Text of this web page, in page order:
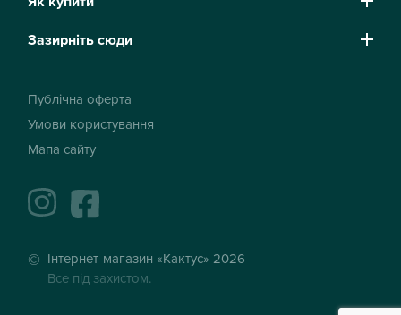
Зазирніть сюди
Публічна оферта
Умови користування
Мапа сайту
instagramfacebook
Інтернет-магазин «Кактус» 2026
Все під захистом.